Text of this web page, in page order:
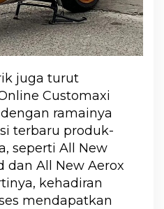
juga turut
Customaxi
ramainya
terbaru produk-
seperti All New
dan All New Aerox
kehadiran
mendapatkan